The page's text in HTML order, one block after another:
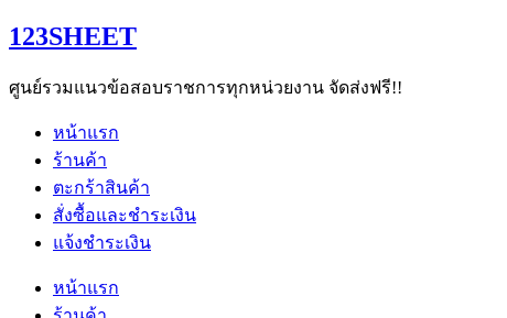
Skip
to
123SHEET
ศูนย์รวมแนวข้อสอบราชการทุกหน่วยงาน จัดส่งฟรี!!
หน้าแรก
ร้านค้า
ตะกร้าสินค้า
สั่งซื้อและชำระเงิน
แจ้งชำระเงิน
หน้าแรก